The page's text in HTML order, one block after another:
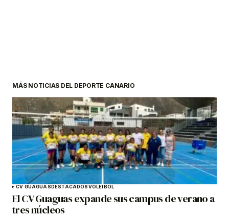
MÁS NOTICIAS DEL DEPORTE CANARIO
CV GUAGUASDESTACADOSVOLEIBOL
El CV Guaguas expande sus campus de verano a
tres núcleos